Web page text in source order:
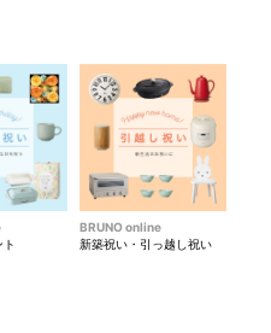
BRUNO online
新築祝い・引っ越し祝い